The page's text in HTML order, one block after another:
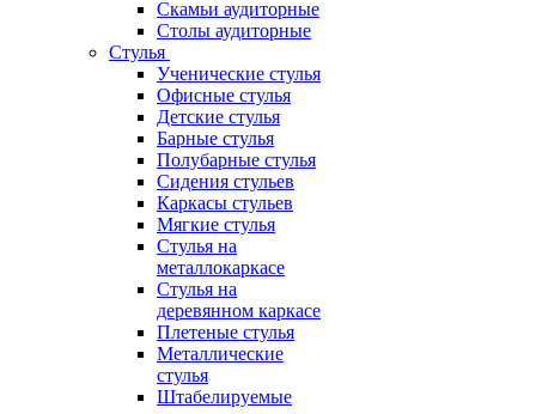
Скамьи аудиторные
Столы аудиторные
Стулья
Ученические стулья
Офисные стулья
Детские стулья
Барные стулья
Полубарные стулья
Сидения стульев
Каркасы стульев
Мягкие стулья
Стулья на
металлокаркасе
Стулья на
деревянном каркасе
Плетеные стулья
Металлические
стулья
Штабелируемые